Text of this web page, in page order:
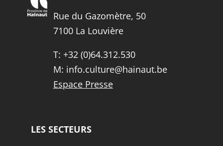
Rue du Gazomètre, 50
7100 La Louvière
T: +32 (0)64.312.530
M: info.culture@hainaut.be
Espace Presse
LES SECTEURS